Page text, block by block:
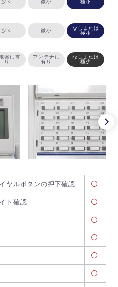
少々 微小 極小
少々 微小
なしまたは
極小
器に有
り
アンテナに
有り
なしまたは
極少
ヤルボタンの押下確認
ト確認